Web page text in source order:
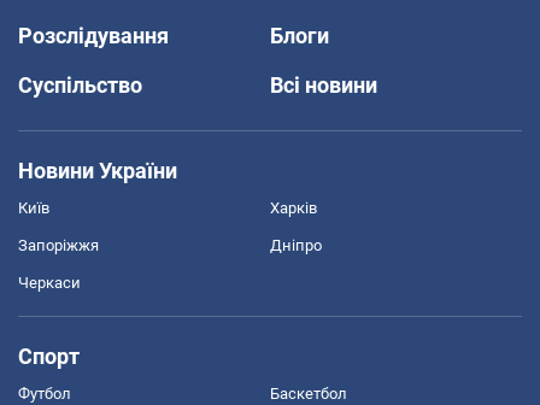
Розслідування
Блоги
Суспільство
Всі новини
Новини України
Київ Харків
Запоріжжя Дніпро
Черкаси
Спорт
Футбол Баскетбол